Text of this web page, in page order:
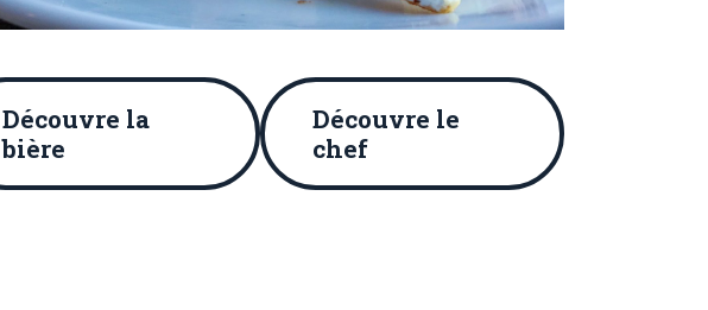
Découvre la
bière
Découvre le
chef